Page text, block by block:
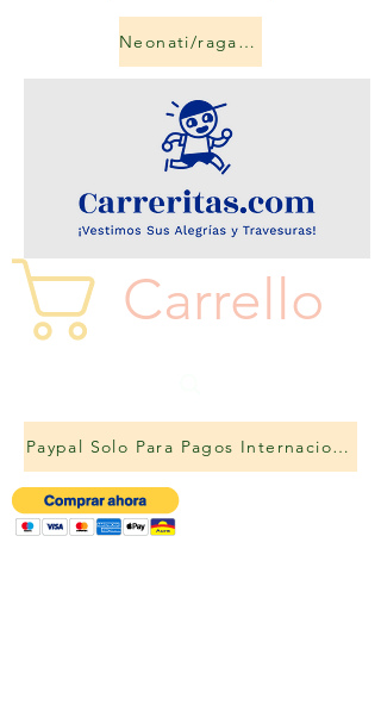
Neonati/ragazzi e ragazze
Carrello
Paypal Solo Para Pagos Internacionales